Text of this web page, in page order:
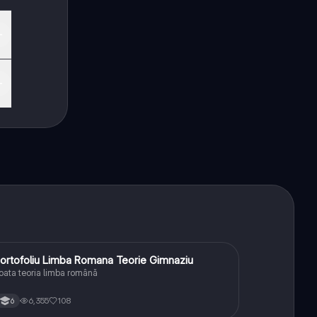
Limba și literatura română
Limba Romana Teorie Gimnaziu
teoria limba română
6 6,355 108